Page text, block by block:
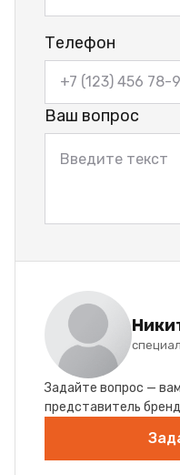
Телефон
Ваш вопрос
Задайте вопрос —
представитель